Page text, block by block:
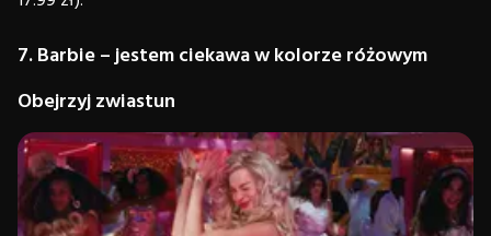
7. Barbie – jestem ciekawa w kolorze różowym
Obejrzyj zwiastun